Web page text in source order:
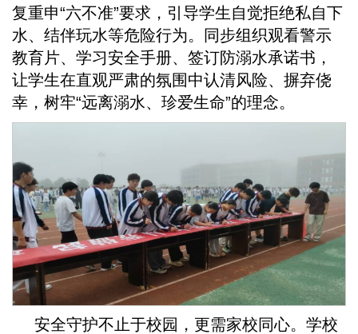
复重申“六不准”要求，引导学生自觉拒绝私自下
水、结伴玩水等危险行为。同步组织观看警示
教育片、学习安全手册、签订防溺水承诺书，
让学生在直观严肃的氛围中认清风险、摒弃侥
幸，树牢“远离溺水、珍爱生命”的理念。
安全守护不止于校园，更需家校同心。学校